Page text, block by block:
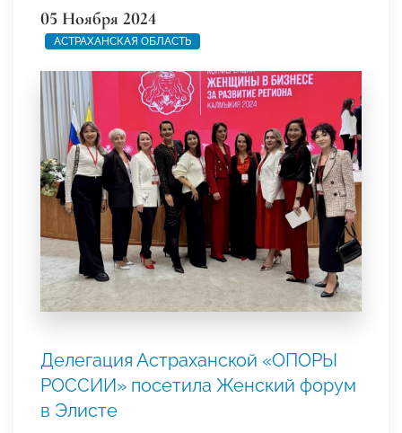
05 Ноября 2024
АСТРАХАНСКАЯ ОБЛАСТЬ
Делегация Астраханской «ОПОРЫ
РОССИИ» посетила Женский форум
в Элисте